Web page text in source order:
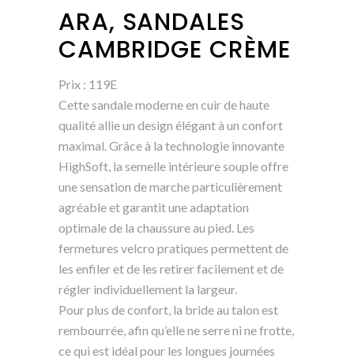
ARA, SANDALES
CAMBRIDGE CRÈME
Prix : 119E
Cette sandale moderne en cuir de haute
qualité allie un design élégant à un confort
maximal. Grâce à la technologie innovante
HighSoft, la semelle intérieure souple offre
une sensation de marche particulièrement
agréable et garantit une adaptation
optimale de la chaussure au pied. Les
fermetures velcro pratiques permettent de
les enfiler et de les retirer facilement et de
régler individuellement la largeur.
Pour plus de confort, la bride au talon est
rembourrée, afin qu’elle ne serre ni ne frotte,
ce qui est idéal pour les longues journées